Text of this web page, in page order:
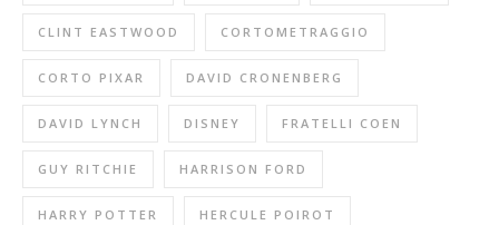
CLINT EASTWOOD CORTOMETRAGGIO
CORTO PIXAR DAVID CRONENBERG
DAVID LYNCH DISNEY FRATELLI COEN
GUY RITCHIE HARRISON FORD
HARRY POTTER HERCULE POIROT